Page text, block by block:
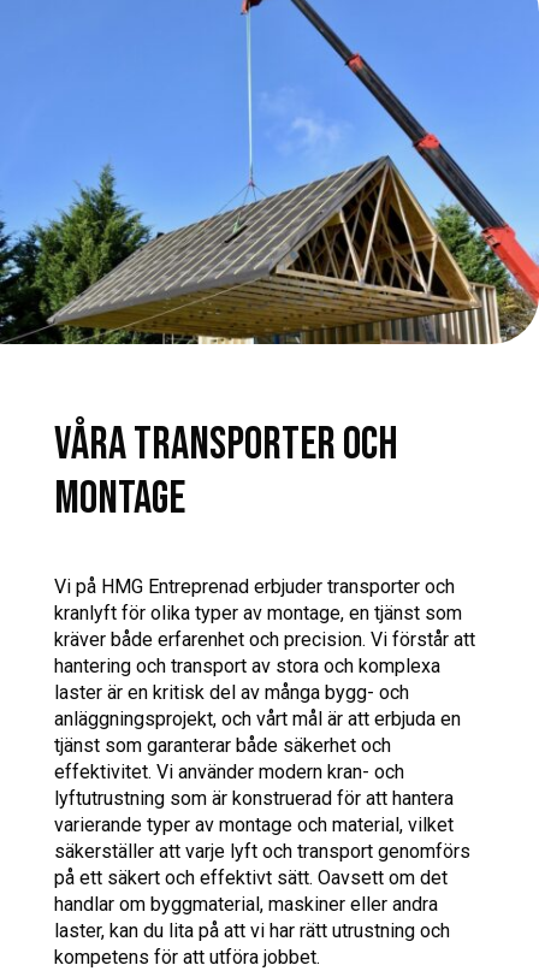
VÅRA TRANSPORTER OCH
MONTAGE
Vi på HMG Entreprenad erbjuder transporter och
kranlyft för olika typer av montage, en tjänst som
kräver både erfarenhet och precision. Vi förstår att
hantering och transport av stora och komplexa
laster är en kritisk del av många bygg- och
anläggningsprojekt, och vårt mål är att erbjuda en
tjänst som garanterar både säkerhet och
effektivitet. Vi använder modern kran- och
lyftutrustning som är konstruerad för att hantera
varierande typer av montage och material, vilket
säkerställer att varje lyft och transport genomförs
på ett säkert och effektivt sätt. Oavsett om det
handlar om byggmaterial, maskiner eller andra
laster, kan du lita på att vi har rätt utrustning och
kompetens för att utföra jobbet.